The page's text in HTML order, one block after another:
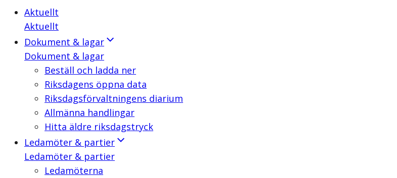
Aktuellt
Aktuellt
Dokument & lagar
Dokument & lagar
Beställ och ladda ner
Riksdagens öppna data
Riksdagsförvaltningens diarium
Allmänna handlingar
Hitta äldre riksdagstryck
Ledamöter & partier
Ledamöter & partier
Ledamöterna